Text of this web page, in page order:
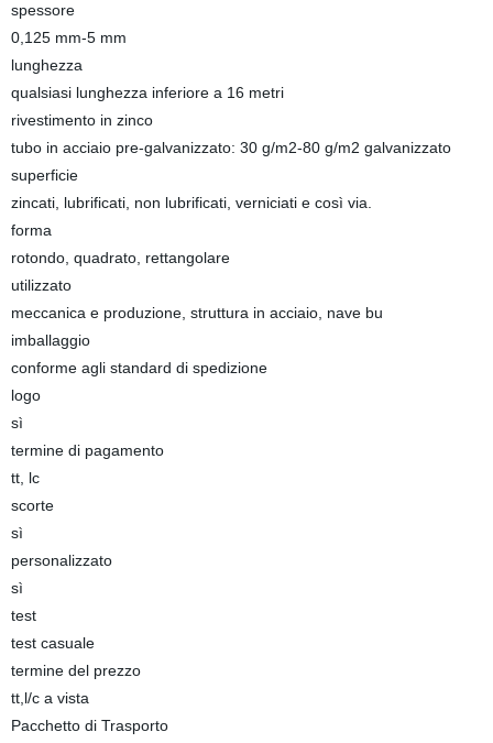
spessore
0,125 mm-5 mm
lunghezza
qualsiasi lunghezza inferiore a 16 metri
rivestimento in zinco
tubo in acciaio pre-galvanizzato: 30 g/m2-80 g/m2 galvanizzato
superficie
zincati, lubrificati, non lubrificati, verniciati e così via.
forma
rotondo, quadrato, rettangolare
utilizzato
meccanica e produzione, struttura in acciaio, nave bu
imballaggio
conforme agli standard di spedizione
logo
sì
termine di pagamento
tt, lc
scorte
sì
personalizzato
sì
test
test casuale
termine del prezzo
tt,l/c a vista
Pacchetto di Trasporto